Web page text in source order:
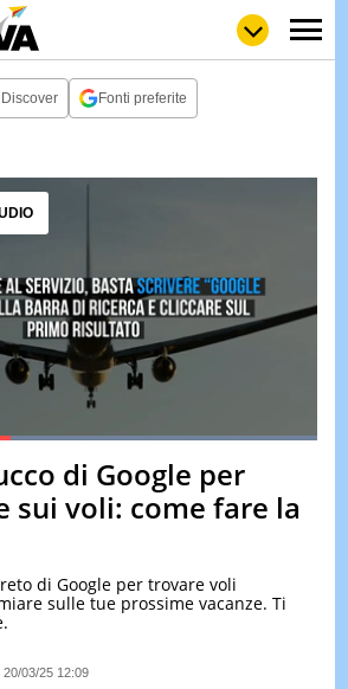
LOLGULP
LOVE
WOW
POP
NEWS
TEST
Fonti preferite
Loaded:100.00%
di Google per
sui voli: come fare la
di Google per trovare voli
sulle tue prossime vacanze. Ti
20/03/25 12:09